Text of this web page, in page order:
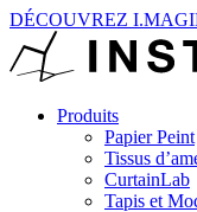
DÉCOUVREZ
Produits
Papier Peint
Tissus
CurtainLab
Tapis et